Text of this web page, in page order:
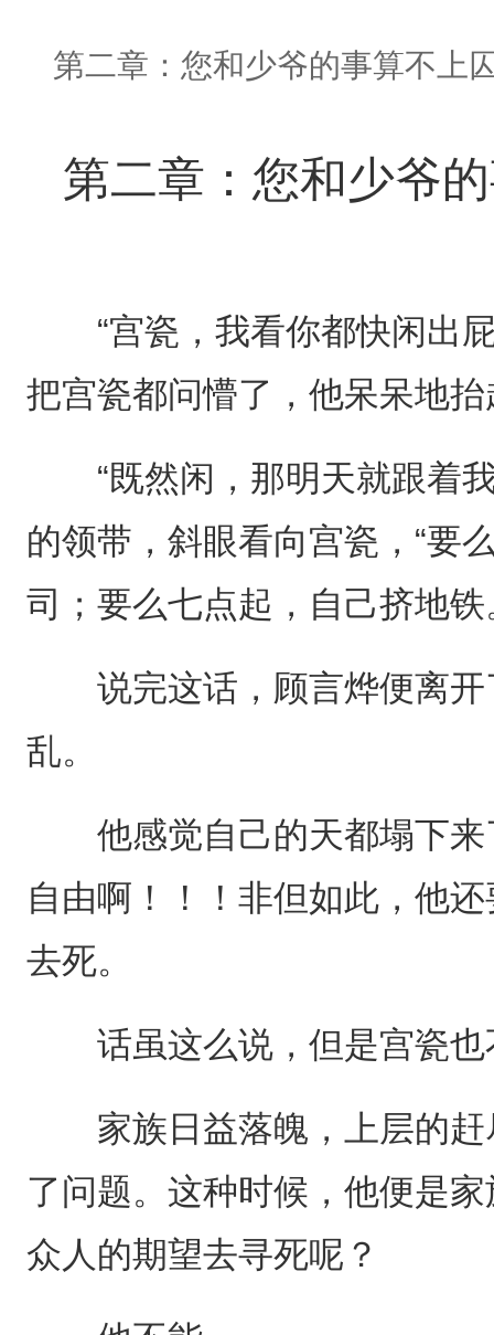
第二章：您和少爷的事算不上
第二章：您和少爷
“宫瓷，我看你都快闲出屁
把宫瓷都问懵了，他呆呆地抬
“既然闲，那明天就跟着我
的领带，斜眼看向宫瓷，“要
司；要么七点起，自己挤地
说完这话，顾言烨便离开
乱。
他感觉自己的天都塌下来
自由啊！！！非但如此，他
去死。
话虽这么说，但是宫瓷也
家族日益落魄，上层的赶
了问题。这种时候，他便是
众人的期望去寻死呢？